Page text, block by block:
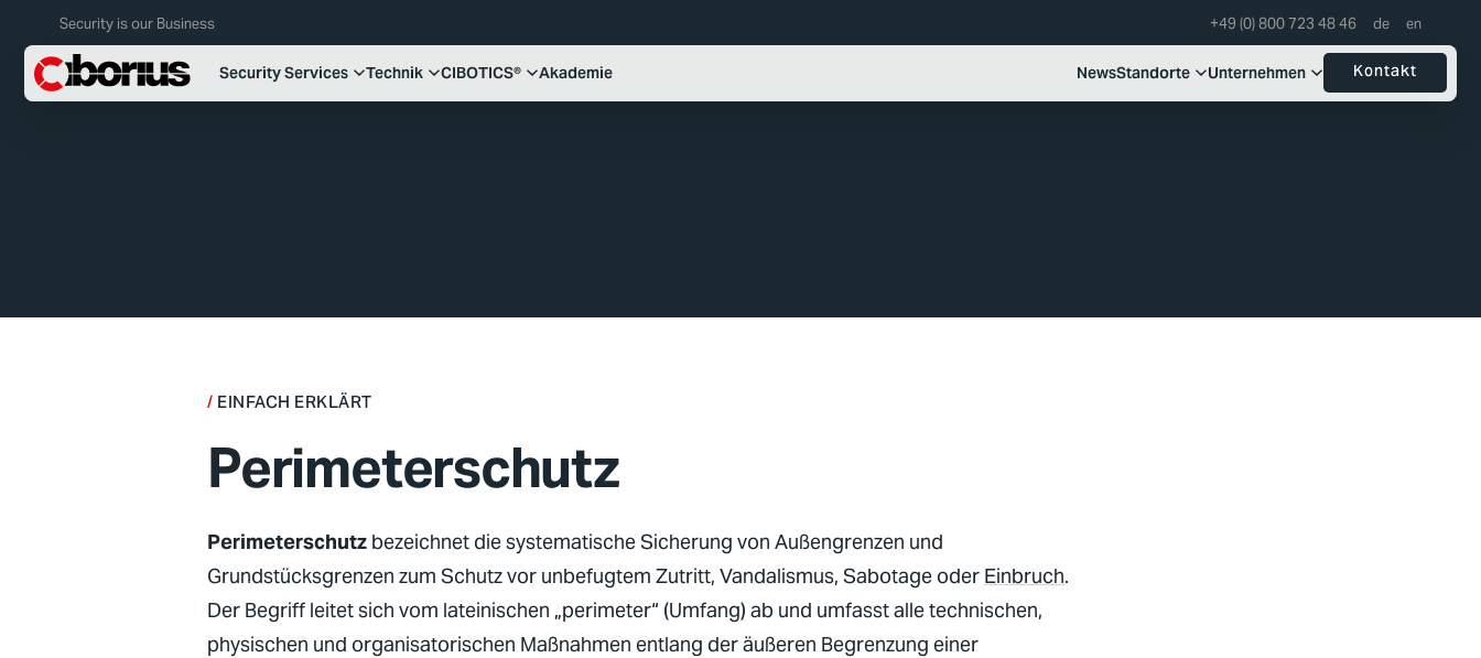
Security is our Business +49 (0) 800 723 48 46
Security Services Technik CIBOTICS® Akademie NewsStandorte Unternehmen Kontakt
EINFACH ERKLÄRT
Perimeterschutz
Perimeterschutz bezeichnet die systematische Sicherung von Außengrenzen und
Grundstücksgrenzen zum Schutz vor unbefugtem Zutritt, Vandalismus, Sabotage oder Einbruch.
Der Begriff leitet sich vom lateinischen „perimeter“ (Umfang) ab und umfasst alle technischen,
physischen und organisatorischen Maßnahmen entlang der äußeren Begrenzung einer